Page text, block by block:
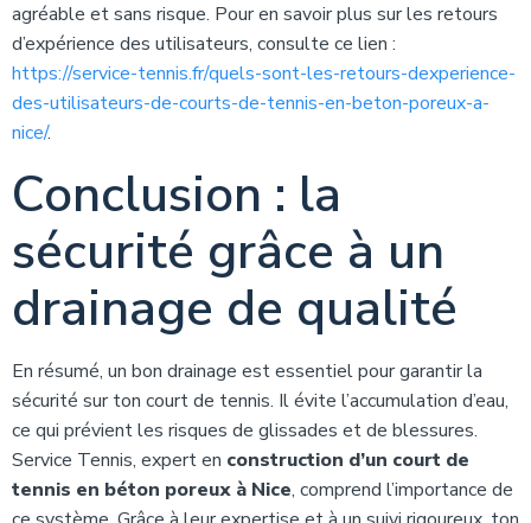
agréable et sans risque. Pour en savoir plus sur les retours
d’expérience des utilisateurs, consulte ce lien :
https://service-tennis.fr/quels-sont-les-retours-dexperience-
des-utilisateurs-de-courts-de-tennis-en-beton-poreux-a-
nice/.
Conclusion : la
sécurité grâce à un
drainage de qualité
En résumé, un bon drainage est essentiel pour garantir la
sécurité sur ton court de tennis. Il évite l’accumulation d’eau,
ce qui prévient les risques de glissades et de blessures.
Service Tennis, expert en construction d’un court de
tennis en béton poreux à Nice, comprend l’importance de